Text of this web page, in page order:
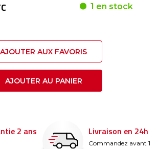
1 en stock
AJOUTER AUX FAVORIS
AJOUTER AU PANIER
2 ans Livraison en 24h
Commandez avant 14h